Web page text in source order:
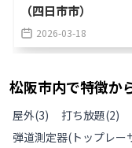
（四日市市）
2026-03-18
松阪市内で特徴か
屋外(3) 打ち放題(2)
弾道測定器(トップレー